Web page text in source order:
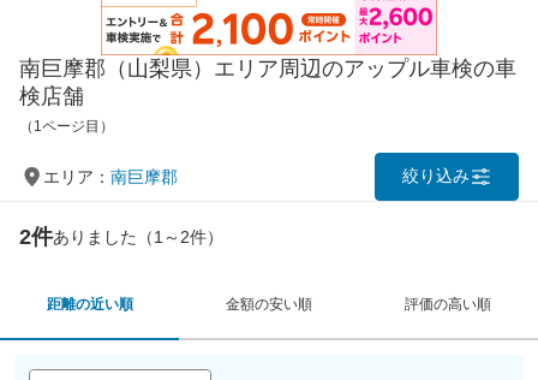
南巨摩郡（山梨県）エリア周辺のアップル車検の車
検店舗
（1ページ目）
エリア： 南巨摩郡 絞り込み
2件ありました（1～2件）
距離の近い順 金額の安い順 評価の高い順